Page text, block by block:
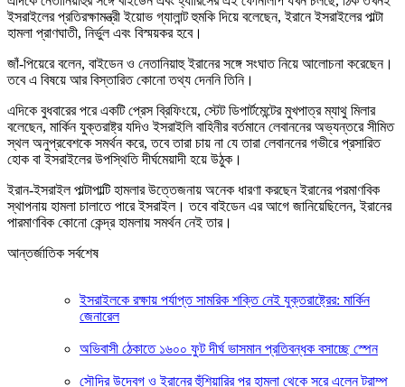
ইসরাইলের প্রতিরক্ষামন্ত্রী ইয়োভ গ্যালান্ট হুমকি দিয়ে বলেছেন, ইরানে ইসরাইলের পাল্টা
হামলা প্রাণঘাতী, নির্ভুল এবং বিস্ময়কর হবে।
জাঁ-পিয়েরে বলেন, বাইডেন ও নেতানিয়াহু ইরানের সঙ্গে সংঘাত নিয়ে আলোচনা করেছেন।
তবে এ বিষয়ে আর বিস্তারিত কোনো তথ্য দেননি তিনি।
এদিকে বুধবারের পরে একটি প্রেস ব্রিফিংয়ে, স্টেট ডিপার্টমেন্টের মুখপাত্র ম্যাথু মিলার
বলেছেন, মার্কিন যুক্তরাষ্ট্র যদিও ইসরাইলি বাহিনীর বর্তমানে লেবাননের অভ্যন্তরে সীমিত
স্থল অনুপ্রবেশকে সমর্থন করে, তবে তারা চায় না যে তারা লেবাননের গভীরে প্রসারিত
হোক বা ইসরাইলের উপস্থিতি দীর্ঘমেয়াদী হয়ে উঠুক।
ইরান-ইসরাইল পাল্টাপাল্টি হামলার উত্তেজনায় অনেক ধারণা করছেন ইরানের পরমাণবিক
স্থাপনায় হামলা চালাতে পারে ইসরাইল। তবে বাইডেন এর আগে জানিয়েছিলেন, ইরানের
পারমাণবিক কোনো কেন্দ্র হামলায় সমর্থন নেই তার।
আন্তর্জাতিক সর্বশেষ
ইসরাইলকে রক্ষায় পর্যাপ্ত সামরিক শক্তি নেই যুক্তরাষ্ট্রের: মার্কিন
জেনারেল
অভিবাসী ঠেকাতে ১৬০০ ফুট দীর্ঘ ভাসমান প্রতিবন্ধক বসাচ্ছে স্পেন
সৌদির উদ্বেগ ও ইরানের হুঁশিয়ারির পর হামলা থেকে সরে এলেন ট্রাম্প